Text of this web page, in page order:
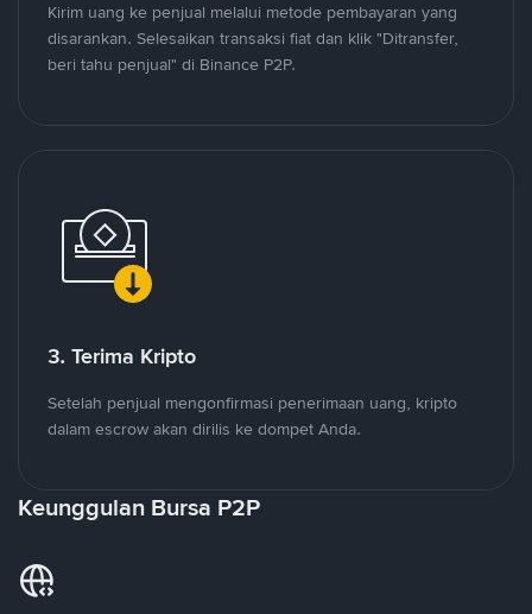
Kirim uang ke penjual melalui metode pembayaran yang
disarankan. Selesaikan transaksi fiat dan klik "Ditransfer,
beri tahu penjual" di Binance P2P.
3. Terima Kripto
Setelah penjual mengonfirmasi penerimaan uang, kripto
dalam escrow akan dirilis ke dompet Anda.
Keunggulan Bursa P2P